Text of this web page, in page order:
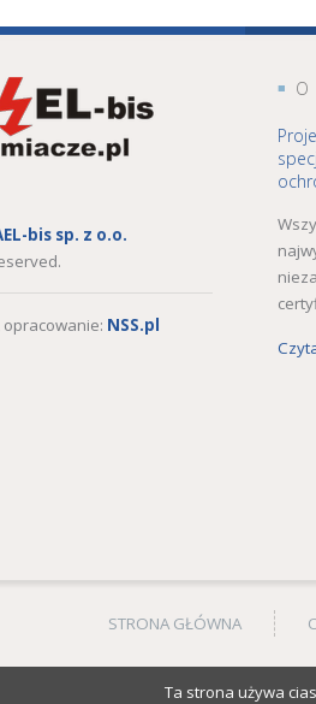
bis sp. z o.o.
NSS.pl
O
STRONA GŁÓWNA
Ta strona używa